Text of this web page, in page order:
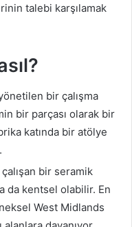
talebi karşılamak
bir çalışma
bir parçası olarak bir
katında bir atölye
bir seramik
da kentsel olabilir. En
West Midlands